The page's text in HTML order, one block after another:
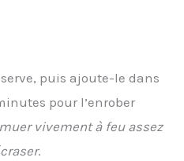
puis ajoute-le dans
pour l’enrober
vivement à feu assez
.